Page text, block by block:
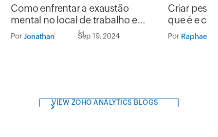
Como enfrentar a exaustão
mental no local de trabalho e
ajudar o time
Por Jonathan Sep 19, 2024
Criar
que é e
Por Raphael
VIEW ZOHO ANALYTICS BLOGS